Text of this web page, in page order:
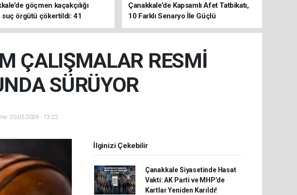
göçmen kaçakçılığı
suç örgütü çökertildi: 41
Çanakkale’de Kapsamlı Afet Tatbikatı,
10 Farklı Senaryo İle Güçlü
Koordinasyon
ÇALIŞMALAR RESMİ
SÜRÜYOR
20.05.2026 - 13:22
İlginizi Çekebilir
Çanakkale Siyasetinde Hasat
Vakti: AK Parti ve MHP’de
Kartlar Yeniden Karıldı!